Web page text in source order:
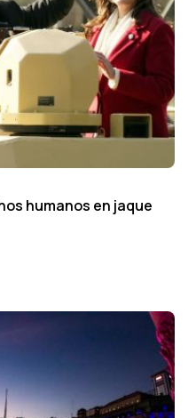
humanos en jaque